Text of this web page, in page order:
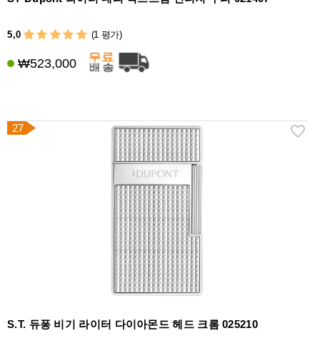
5,0 (1 평가)
₩523,000
27
S.T. 듀퐁 비기 라이터 다이아몬드 헤드 크롬 025210